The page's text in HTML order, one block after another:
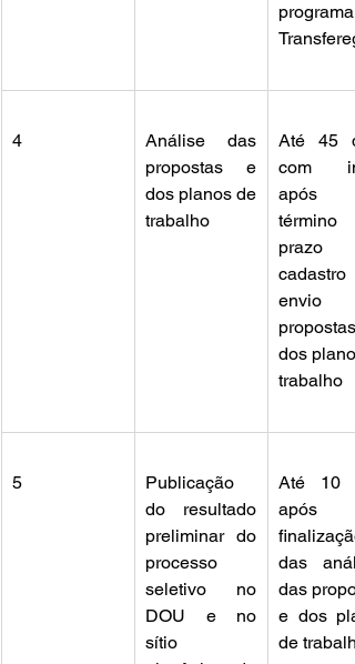
4
Análise das
propostas e
dos planos de
trabalho
Até 45
com
após
término
prazo
envio
dos
trabalho
5
Publicação
do resultado
preliminar do
processo
seletivo no
DOU e no
sítio
Até 10
após
finalização
das
das
e dos
de